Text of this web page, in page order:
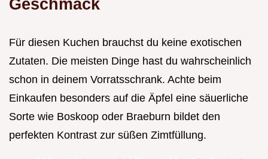
Für diesen Kuchen brauchst du keine exotischen
Zutaten. Die meisten Dinge hast du wahrscheinlich
schon in deinem Vorratsschrank. Achte beim
Einkaufen besonders auf die Äpfel eine säuerliche
Sorte wie Boskoop oder Braeburn bildet den
perfekten Kontrast zur süßen Zimtfüllung.